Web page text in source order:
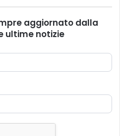
aggiornato dalla
ultime notizie